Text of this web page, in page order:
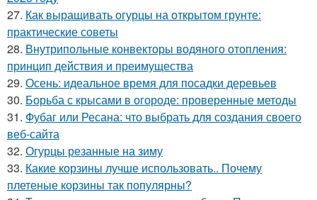
27. Как выращивать огурцы на открытом грунте:
практические советы
28. Внутрипольные конвекторы водяного отопления:
принцип действия и преимущества
29. Осень: идеальное время для посадки деревьев
30. Борьба с крысами в огороде: проверенные методы
31. Фубаг или Ресана: что выбрать для создания своего
веб-сайта
32. Огурцы резанные на зиму
33. Какие корзины лучше использовать.. Почему
плетеные корзины так популярны?